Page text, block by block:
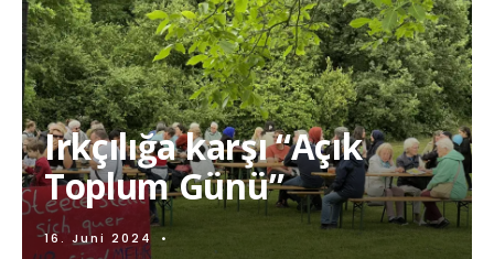
Irkçılığa karşı “Açık
Toplum Günü”
16. Juni 2024 •